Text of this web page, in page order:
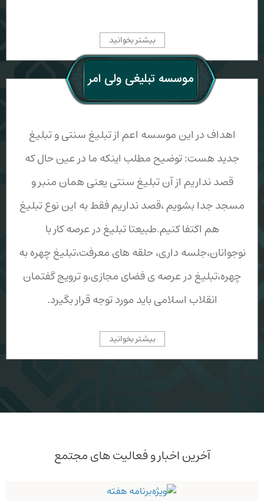
بیشتر بخوانید
موسسه تبلیغی ولی امر
اهداف در این موسسه اعم از تبلیغ سنتی و تبلیغ
جدید هست: توضیح مطلب اینکه ما در عین حال که
قصد نداریم از آن تبلیغ سنتی یعنی همان منبر و
مسجد جدا بشویم ،قصد نداریم فقط به این نوع تبلیغ
هم اکتفا کنیم.طبیعتا تبلیغ در عرصه کار با
نوجوانان،جلسه داری، حلقه های معرفت،تبلیغ چهره به
چهره،تبلیغ در عرصه ی فضای مجازی،و ترویج گفتمان
انقلاب اسلامی باید مورد توجه قرار بگیرد.
بیشتر بخوانید
آخرین اخبار و فعالیت های مجتمع